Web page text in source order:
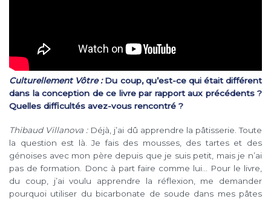
Culturellement Vôtre :Du coup, qu’est-ce qui était différent
dans la conception de ce livre par rapport aux précédents ?
Quelles difficultés avez-vous rencontré ?
Thibaud Villanova :Déjà, j’ai dû apprendre la pâtisserie. Toute
la question est là. Je fais des mousses, des tartes et des
génoises avec mon père depuis que je suis petit, mais je n’ai
pas de formation. Donc à part faire comme lui… Pour le livre,
du coup, j’ai voulu apprendre la réflexion, me demander
pourquoi utiliser du bicarbonate de soude dans mes pâtes